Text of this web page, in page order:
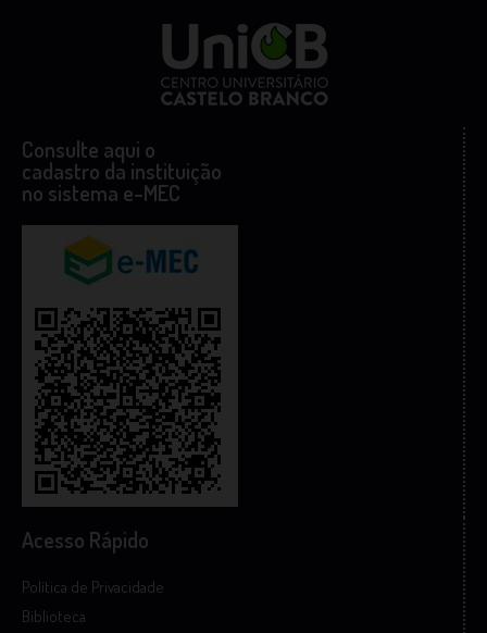
Consulte aqui o
cadastro da instituição
no sistema e-MEC
Acesso Rápido
Política de Privacidade
Biblioteca